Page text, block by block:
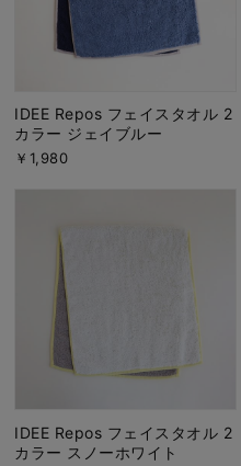
IDEE Repos フェイスタオル 2
カラー ジェイブルー
￥1,980
IDEE Repos フェイスタオル 2
カラー スノーホワイト